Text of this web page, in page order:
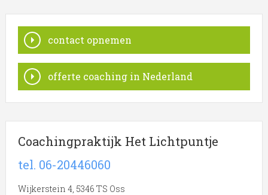
contact opnemen
offerte coaching in Nederland
Coachingpraktijk Het Lichtpuntje
tel. 06-20446060
Wijkerstein 4, 5346 TS Oss